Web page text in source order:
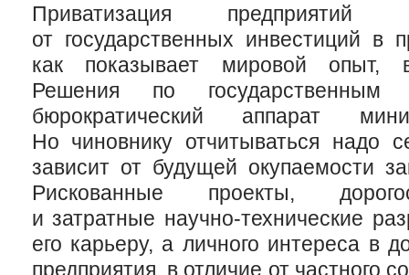
Приватизация предприятий
от государственных инвестиций в
как показывает мировой опыт,
Решения по государственным
бюрократический аппарат
Но чиновнику отчитываться надо
зависит от будущей окупаемости
Рискованные проекты,
и затратные научно-технические
его карьеру, а личного интереса в
предприятия, в отличие от частного